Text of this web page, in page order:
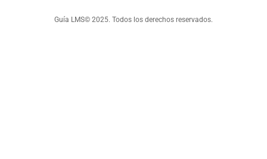
Guía LMS© 2025. Todos los derechos reservados.